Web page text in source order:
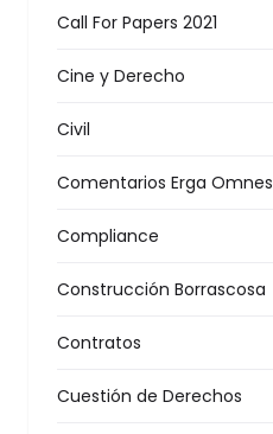
Call For Papers 2021
Cine y Derecho
Civil
Comentarios Erga Omnes
Compliance
Construcción Borrascosa
Contratos
Cuestión de Derechos